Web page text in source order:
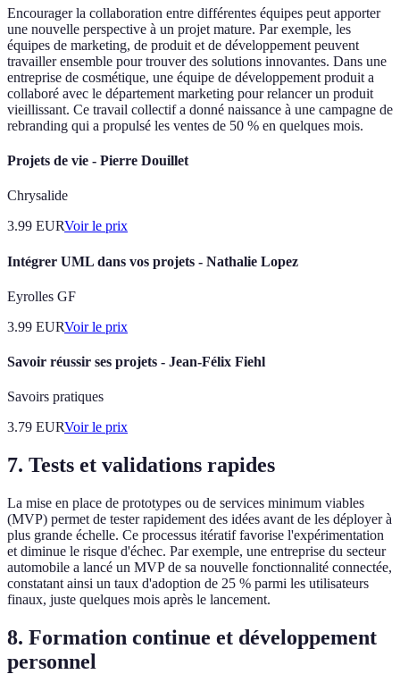
Encourager la collaboration entre différentes équipes peut apporter
une nouvelle perspective à un projet mature. Par exemple, les
équipes de marketing, de produit et de développement peuvent
travailler ensemble pour trouver des solutions innovantes. Dans une
entreprise de cosmétique, une équipe de développement produit a
collaboré avec le département marketing pour relancer un produit
vieillissant. Ce travail collectif a donné naissance à une campagne de
rebranding qui a propulsé les ventes de 50 % en quelques mois.
Projets de vie - Pierre Douillet
Chrysalide
3.99 EURVoir le prix
Intégrer UML dans vos projets - Nathalie Lopez
Eyrolles GF
3.99 EURVoir le prix
Savoir réussir ses projets - Jean-Félix Fiehl
Savoirs pratiques
3.79 EURVoir le prix
7. Tests et validations rapides
La mise en place de prototypes ou de services minimum viables
(MVP) permet de tester rapidement des idées avant de les déployer à
plus grande échelle. Ce processus itératif favorise l'expérimentation
et diminue le risque d'échec. Par exemple, une entreprise du secteur
automobile a lancé un MVP de sa nouvelle fonctionnalité connectée,
constatant ainsi un taux d'adoption de 25 % parmi les utilisateurs
finaux, juste quelques mois après le lancement.
8. Formation continue et développement
personnel